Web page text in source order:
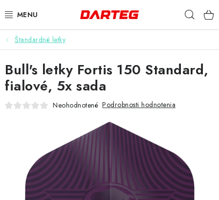
na
ŠÍPKY
TERČE
DOPLNKY K TERČU
HROTY
PUZDRÁ
Štandardné letky
Bull's letky Fortis 150 Standard,
fialové, 5x sada
Neohodnotené Podrobnosti hodnotenia